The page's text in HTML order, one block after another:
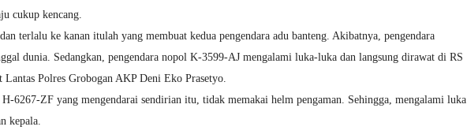
cukup kencang.
terlalu ke kanan itulah yang membuat kedua pengendara adu banteng. Akibatnya, pengendara
dunia. Sedangkan, pengendara nopol K-3599-AJ mengalami luka-luka dan langsung dirawat di RS
Polres Grobogan AKP Deni Eko Prasetyo.
6267-ZF yang mengendarai sendirian itu, tidak memakai helm pengaman. Sehingga, mengalami luka
kepala.